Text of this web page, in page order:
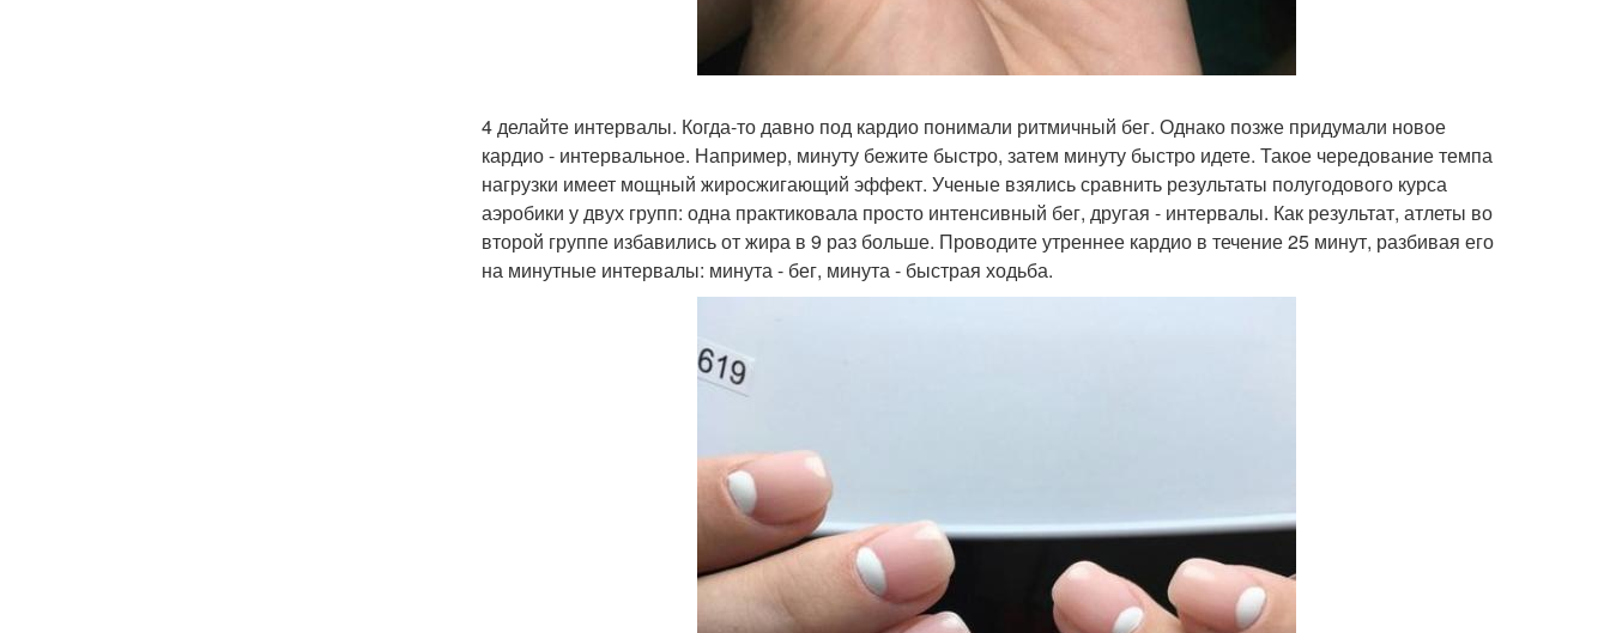
4 делайте интервалы. Когда-то давно под кардио понимали ритмичный бег. Однако позже придумали новое
кардио - интервальное. Например, минуту бежите быстро, затем минуту быстро идете. Такое чередование темпа
нагрузки имеет мощный жиросжигающий эффект. Ученые взялись сравнить результаты полугодового курса
аэробики у двух групп: одна практиковала просто интенсивный бег, другая - интервалы. Как результат, атлеты во
второй группе избавились от жира в 9 раз больше. Проводите утреннее кардио в течение 25 минут, разбивая его
на минутные интервалы: минута - бег, минута - быстрая ходьба.